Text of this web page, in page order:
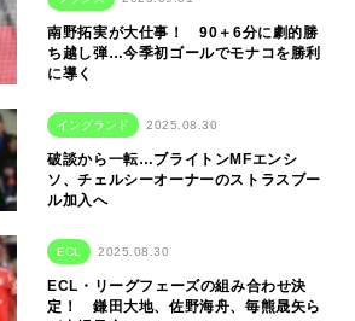
南野拓実が大仕事！ 90＋6分に劇的勝
ち越し弾…今季初ゴールでモナコを勝利
に導く
イングランド 2025.08.30
破談から一転…ブライトンMFエンシ
ソ、チェルシーオーナーのストラスブー
ル加入へ
ECL 2025.08.30
ECL・リーグフェーズの組み合わせ決
定！ 鎌田大地、佐野海舟、毎熊晟矢ら